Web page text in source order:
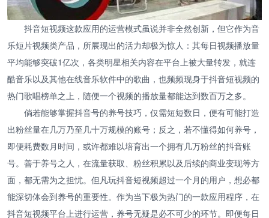
抖音短视频这款应用的运营模式虽说并非全然创新，但它作为音
乐短片视频类产品，所展现出的活力却极为惊人：其每日视频播放量
平均能够突破1亿次，各类明星相关内容在平台上被大量转发，就连
酷音乐以及其他在线音乐软件中的歌曲，也频频现身于抖音短视频的
热门歌唱榜单之上，随便一个视频的播放量都能达到数百万之多。
倘若能够掌握抖音号的养号技巧，仅需短短数日，便有可能打造
出粉丝量在几万乃至几十万规模的账号；反之，若不懂得如何养号，
即便耗费数月时间，或许都难以培育出一个拥有几万粉丝的抖音账
号。善于养号之人，在流量获取、粉丝积累以及后续的商业变现等方
面，都无需为之担忧。但凡玩抖音短视频超过一个月的用户，想必都
能深切体会到养号的重要性。作为当下极为热门的一款应用程序，在
抖音短视频平台上进行运营，养号无疑是必不可少的环节。即便每日